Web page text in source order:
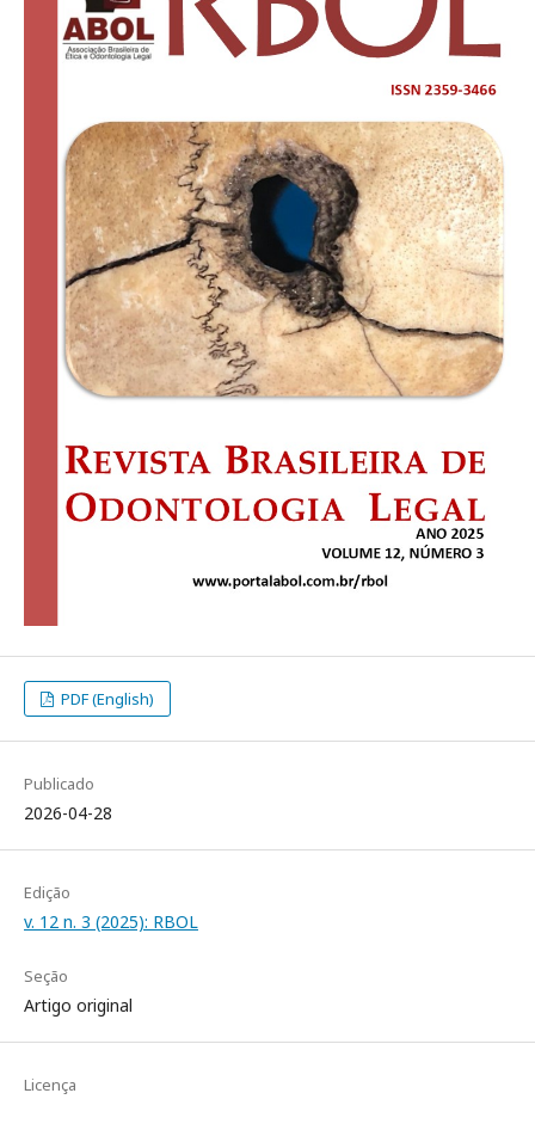
PDF (English)
Publicado
2026-04-28
Edição
v. 12 n. 3 (2025): RBOL
Seção
Artigo original
Licença